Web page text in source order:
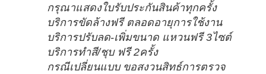
กรุณาแสดงใบรับประกันสินค้าทุกครั้ง
บริการขัดล้างฟรี ตลอดอายุการใช้งาน
บริการปรับลด-เพิ่มขนาด แหวนฟรี 3ไซต์
บริการทำสี/ชุบ ฟรี 2ครั้ง
กรณีเปลี่ยนแบบ ขอสงวนสิทธ์การตรวจ